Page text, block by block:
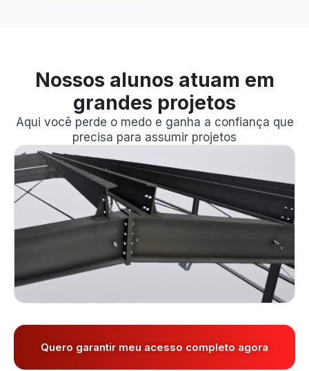
Nossos alunos atuam em
grandes projetos
Aqui você perde o medo e ganha a confiança que
precisa para assumir projetos
Quero garantir meu acesso completo agora